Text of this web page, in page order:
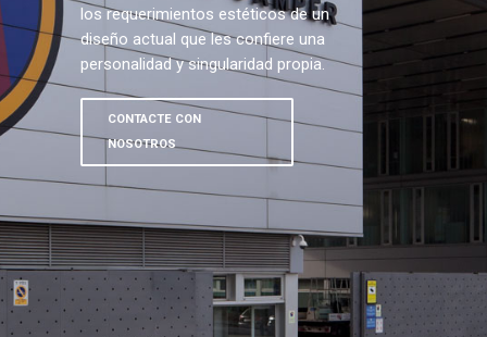
los requerimientos estéticos de un
diseño actual que les confiere una
personalidad y singularidad propia.
CONTACTE CON
NOSOTROS